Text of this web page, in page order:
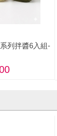
列拌醬6入組-